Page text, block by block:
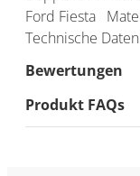
Ford Fiesta
Technische
Bewertungen
Produkt FAQs